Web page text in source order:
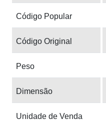
Código Popular
Código Original
Peso
Dimensão
Unidade de Venda